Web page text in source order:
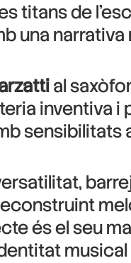
titans de
una
al
inventiva i
és el seu